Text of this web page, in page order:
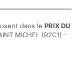
dans le PRIX DU
MICHEL (R2C1) -